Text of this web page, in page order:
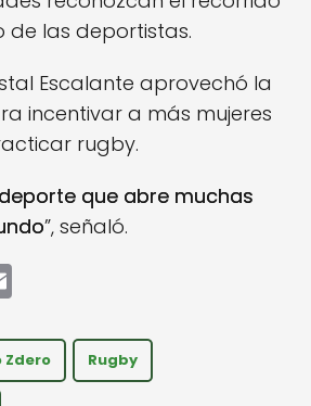
de las deportistas.
Escalante aprovechó la
incentivar a más mujeres
rugby.
que abre muchas
”, señaló.
ai
l
Zdero Rugby